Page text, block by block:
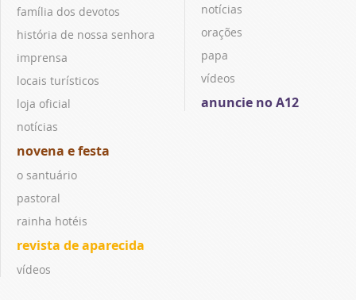
família dos devotos
história de nossa senhora
imprensa
locais turísticos
loja oficial
notícias
novena e festa
o santuário
pastoral
rainha hotéis
revista de aparecida
vídeos
notícias
orações
papa
vídeos
anuncie no A12